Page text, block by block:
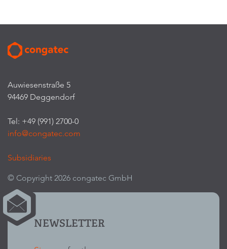
Auwiesenstraße 5
94469 Deggendorf
Tel: +49 (991) 2700-0
info@congatec.com
Subsidiaries
© Copyright 2026 congatec GmbH
NEWSLETTER